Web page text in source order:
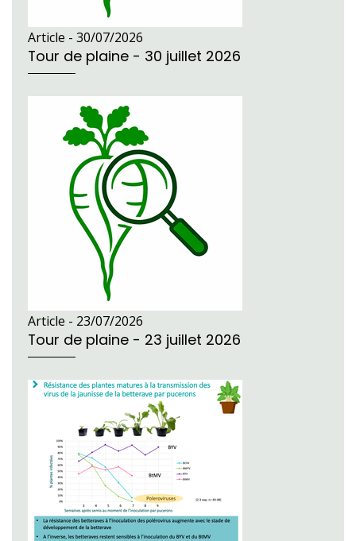
Article - 30/07/2026
Tour de plaine - 30 juillet 2026
Article - 23/07/2026
Tour de plaine - 23 juillet 2026